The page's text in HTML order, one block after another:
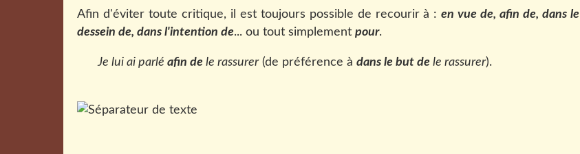
Afin d'éviter toute critique, il est toujours possible de recourir à :en vue de, afin de, dans le
dessein de, dans l'intention de... ou tout simplement pour.
Je lui ai parlé afin de le rassurer(de préférence à dans le but de le rassurer).